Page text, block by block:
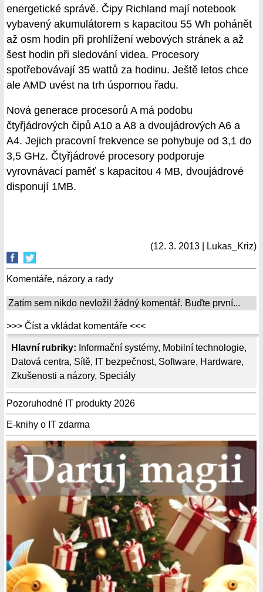
Hlavní rubriky: Informační systémy, Mobilní technologie,
Datová centra, Sítě, IT bezpečnost, Software, Hardware,
Zkušenosti a názory, Speciály
Pozoruhodné IT produkty 2026
E-knihy o IT zdarma
energetické správě. Čipy Richland mají notebook
vybavený akumulátorem s kapacitou 55 Wh pohánět
až osm hodin při prohlížení webových stránek a až
šest hodin při sledování videa. Procesory
spotřebovávají 35 wattů za hodinu. Ještě letos chce
ale AMD uvést na trh úspornou řadu.
Nová generace procesorů A má podobu
čtyřjádrových čipů A10 a A8 a dvoujádrových A6 a
A4. Jejich pracovní frekvence se pohybuje od 3,1 do
3,5 GHz. Čtyřjádrové procesory podporuje
vyrovnávací paměť s kapacitou 4 MB, dvoujádrové
disponují 1MB.
(12. 3. 2013 | Lukas_Kriz)
Komentáře, názory a rady
Zatím sem nikdo nevložil žádný komentář. Buďte první...
>>> Číst a vkládat komentáře <<<